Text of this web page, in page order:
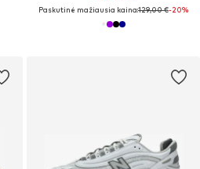
Paskutinė mažiausia kaina:129,00 €-20%